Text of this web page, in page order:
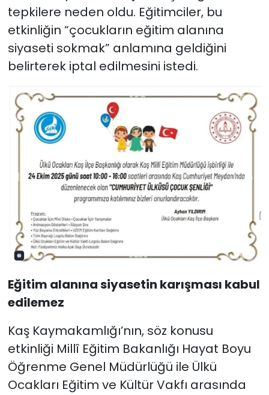
tepkilere neden oldu. Eğitimciler, bu
etkinliğin “çocukların eğitim alanına
siyaseti sokmak” anlamına geldiğini
belirterek iptal edilmesini istedi.
Eğitim alanına siyasetin karışması kabul
edilemez
Kaş Kaymakamlığı’nın, söz konusu
etkinliği Millî Eğitim Bakanlığı Hayat Boyu
Öğrenme Genel Müdürlüğü ile Ülkü
Ocakları Eğitim ve Kültür Vakfı arasında